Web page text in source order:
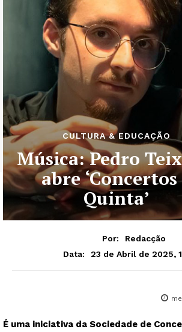
CULTURA & EDUCAÇÃO
Música: Pedro
abre ‘Concertos
Quinta’
Por:
Redacção
Data:
23 de Abril de 2025,
É uma iniciativa da Sociedade de